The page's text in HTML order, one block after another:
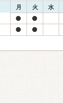
月 火 水